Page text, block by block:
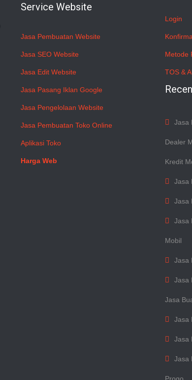
Service Website
Jasa Pembuatan Website
Jasa SEO Website
Jasa Edit Website
Jasa Pasang Iklan Google
Jasa Pengelolaan Website
Jasa Pembuatan Toko Online
Aplikasi Toko
Harga Web
Login
Metode
TOS &
Jasa
Dealer
Kredit
Jasa
Jasa
Jasa
Mobil
Jasa
Jasa
Jasa
Jasa
Jasa
Jasa